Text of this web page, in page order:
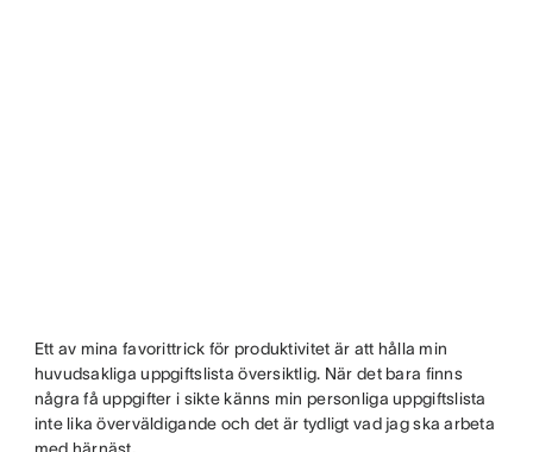
Ett av mina favorittrick för produktivitet är att hålla min
huvudsakliga uppgiftslista översiktlig. När det bara finns
några få uppgifter i sikte känns min personliga uppgiftslista
inte lika överväldigande och det är tydligt vad jag ska arbeta
med härnäst.